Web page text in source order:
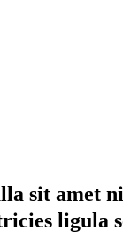
sit amet
ligula